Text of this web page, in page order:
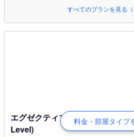
料金・部屋タイプ
すべてのプランを見る（
エグゼクティブ スイート シング
Level)